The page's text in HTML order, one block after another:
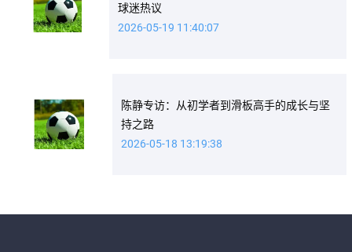
球迷热议
2026-05-19 11:40:07
陈静专访：从初学者到滑板高手的成长与坚
持之路
2026-05-18 13:19:38